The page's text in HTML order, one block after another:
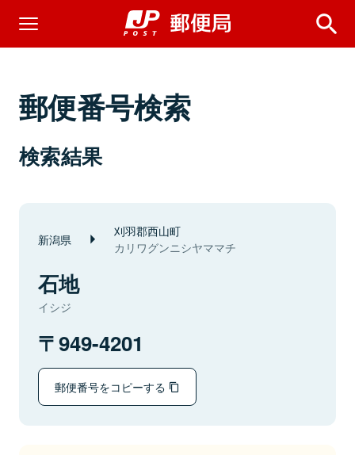
郵便番号検索
検索結果
新潟県 刈羽郡西山町
カリワグンニシヤママチ
石地
イシジ
949-4201
郵便番号をコピーする